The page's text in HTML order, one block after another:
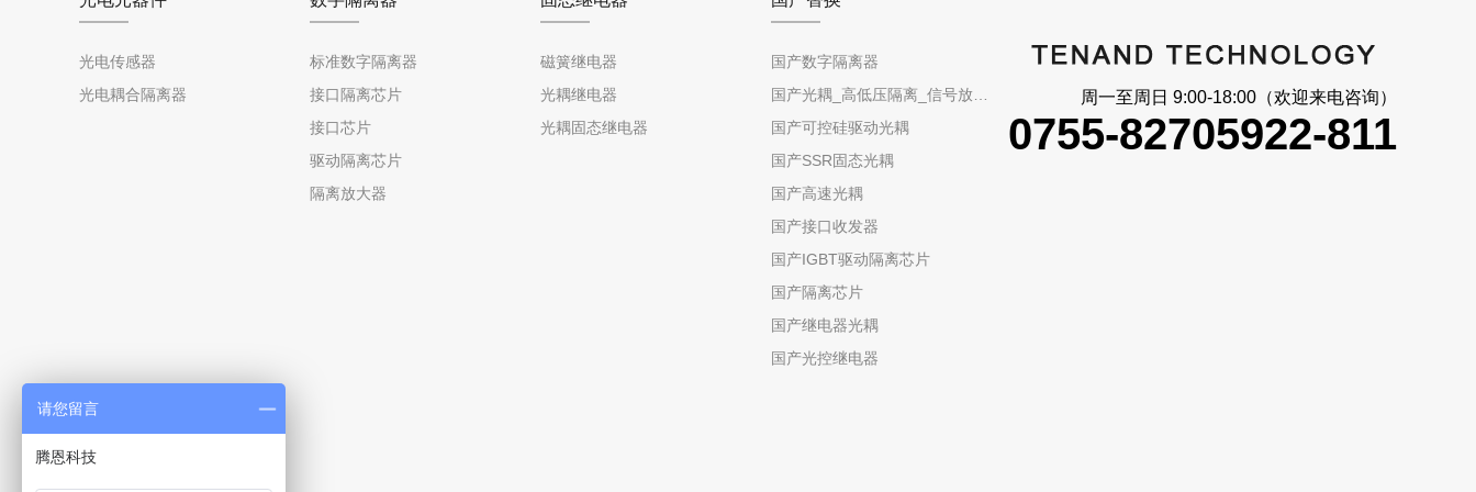
光电传感器
光电耦合隔离器
标准数字隔离器
接口隔离芯片
接口芯片
驱动隔离芯片
隔离放大器
磁簧继电器
光耦继电器
光耦固态继电器
国产数字隔离器
国产可控硅驱动光耦
国产SSR固态光耦
国产高速光耦
国产接口收发器
国产IGBT驱动隔离芯片
国产隔离芯片
国产继电器光耦
国产光控继电器
周一至周日 9:00-18:00（欢迎来电咨询）
0755-82705922-811
请您留言
腾恩科技